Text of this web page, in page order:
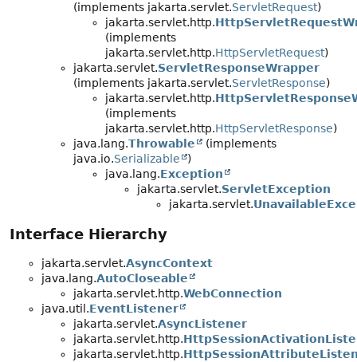
(implements jakarta.servlet.ServletRequest)
jakarta.servlet.http.
(implements
jakarta.servlet.http.HttpServletRequest)
jakarta.servlet.ServletResponseWrapper
(implements jakarta.servlet.ServletResponse)
jakarta.servlet.http.
(implements
jakarta.servlet.http.HttpServletResponse)
java.lang.Throwable
(implements
java.io.Serializable
)
java.lang.Exception
jakarta.servlet.ServletException
jakarta.servlet.
Interface Hierarchy
jakarta.servlet.AsyncContext
java.lang.AutoCloseable
jakarta.servlet.http.WebConnection
java.util.EventListener
jakarta.servlet.AsyncListener
jakarta.servlet.http.
jakarta.servlet.http.